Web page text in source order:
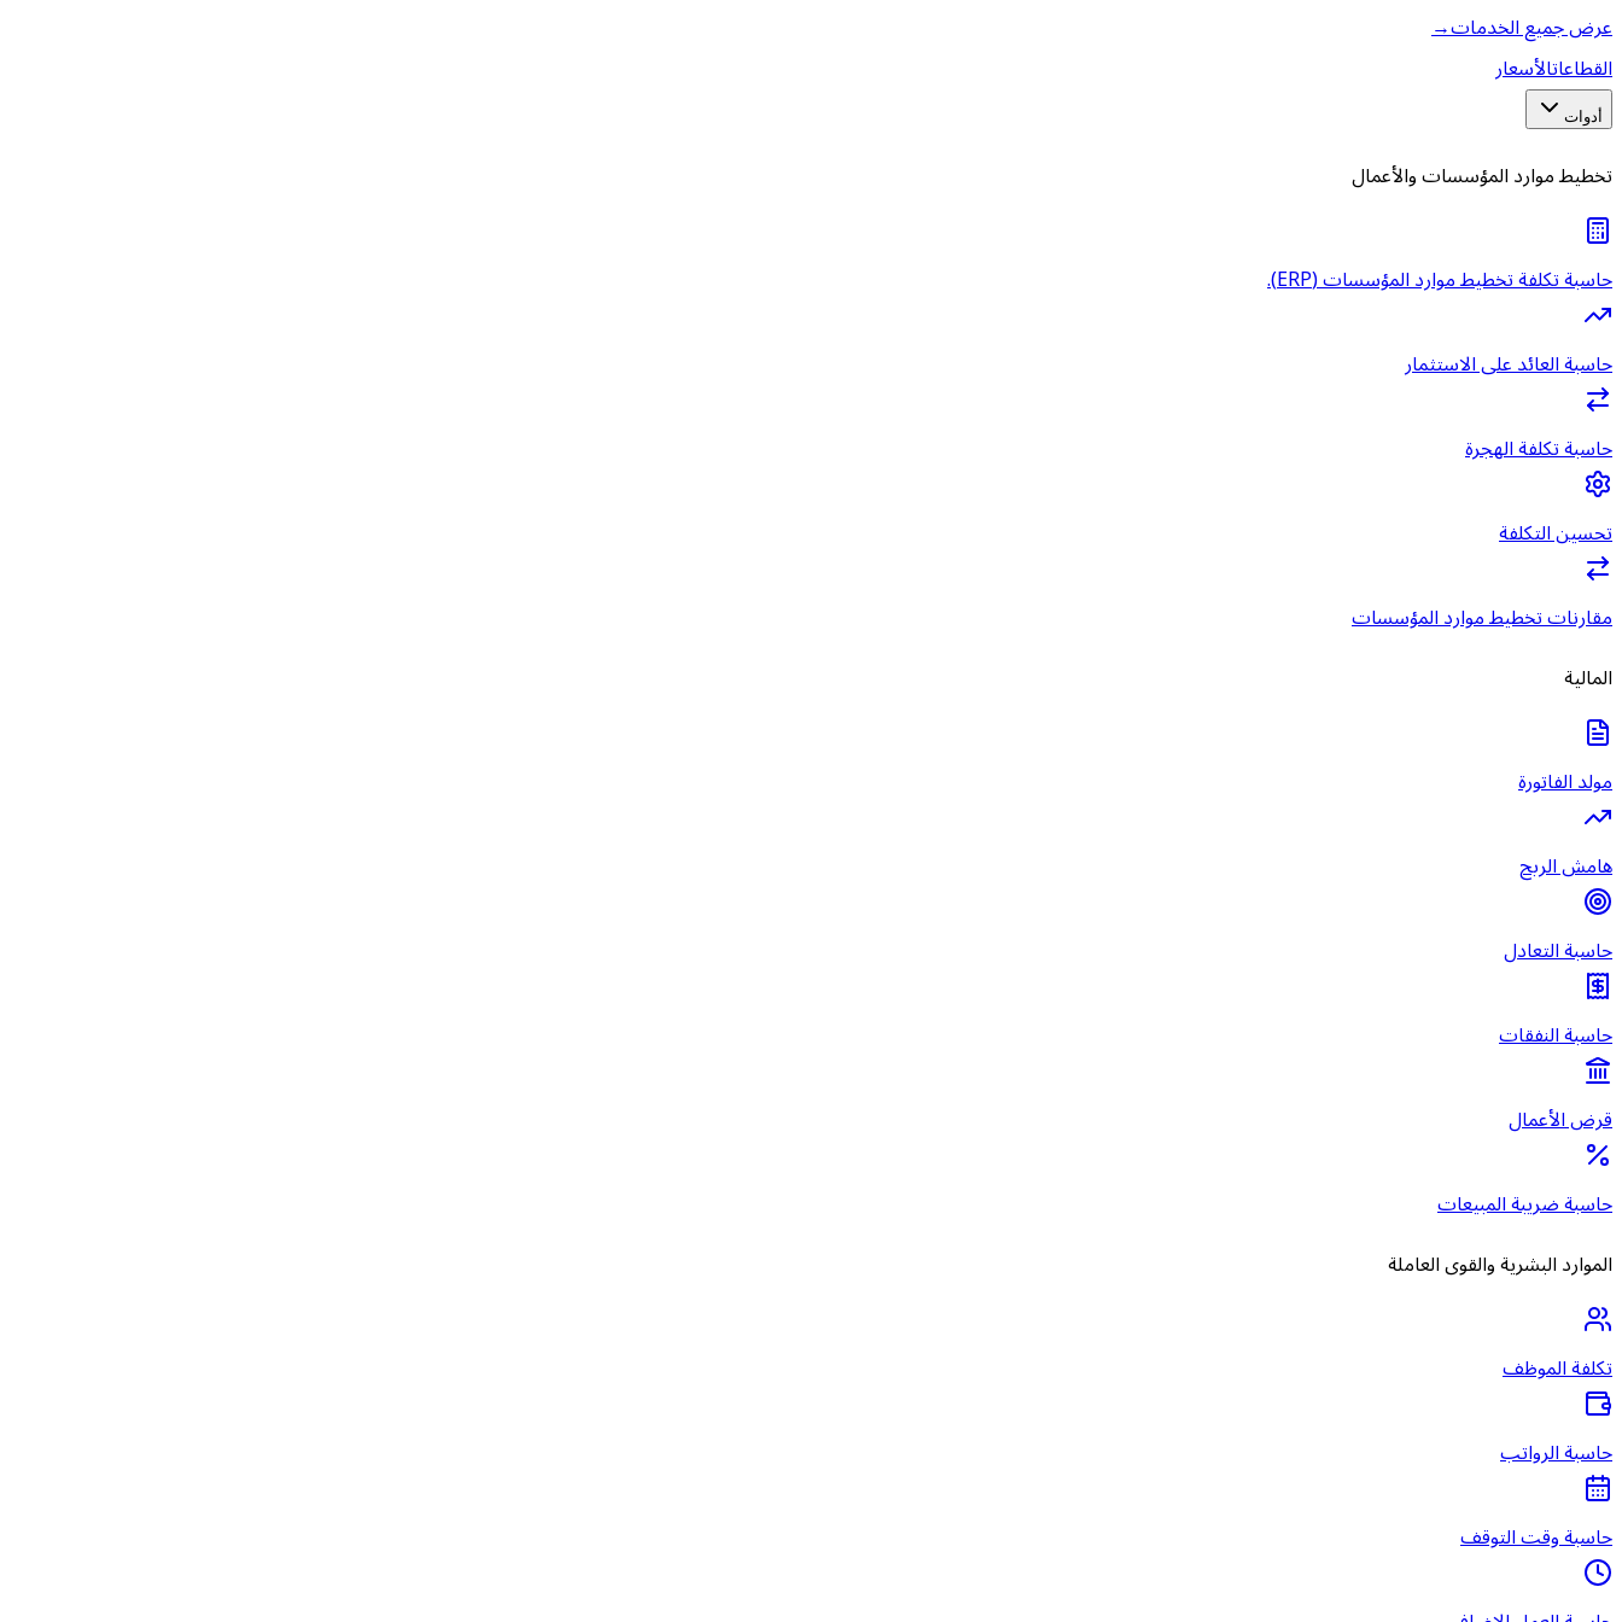
عرض جميع الخدمات→
القطاعاتالأسعار
أدوات
تخطيط موارد المؤسسات والأعمال
حاسبة تكلفة تخطيط موارد المؤسسات (ERP).
حاسبة العائد على الاستثمار
حاسبة تكلفة الهجرة
تحسين التكلفة
مقارنات تخطيط موارد المؤسسات
المالية
مولد الفاتورة
هامش الربح
حاسبة التعادل
حاسبة النفقات
قرض الأعمال
حاسبة ضريبة المبيعات
الموارد البشرية والقوى العاملة
تكلفة الموظف
حاسبة الرواتب
حاسبة وقت التوقف